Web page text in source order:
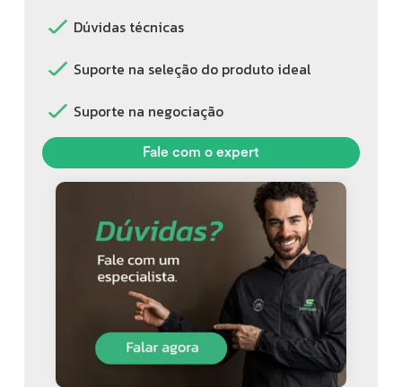
Dúvidas técnicas
Suporte na seleção do produto ideal
Suporte na negociação
Fale com o expert